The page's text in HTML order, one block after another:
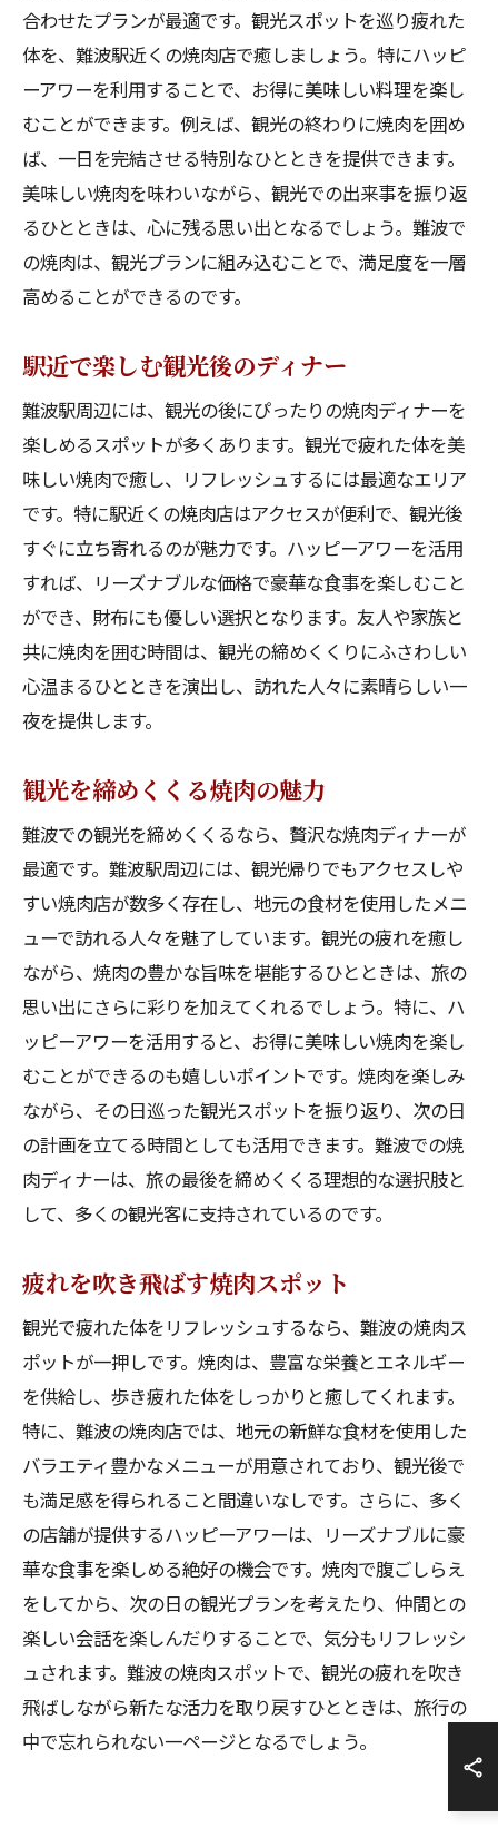
合わせたプランが最適です。観光スポットを巡り疲れた
体を、難波駅近くの焼肉店で癒しましょう。特にハッピ
ーアワーを利用することで、お得に美味しい料理を楽し
むことができます。例えば、観光の終わりに焼肉を囲め
ば、一日を完結させる特別なひとときを提供できます。
美味しい焼肉を味わいながら、観光での出来事を振り返
るひとときは、心に残る思い出となるでしょう。難波で
の焼肉は、観光プランに組み込むことで、満足度を一層
高めることができるのです。
駅近で楽しむ観光後のディナー
難波駅周辺には、観光の後にぴったりの焼肉ディナーを
楽しめるスポットが多くあります。観光で疲れた体を美
味しい焼肉で癒し、リフレッシュするには最適なエリア
です。特に駅近くの焼肉店はアクセスが便利で、観光後
すぐに立ち寄れるのが魅力です。ハッピーアワーを活用
すれば、リーズナブルな価格で豪華な食事を楽しむこと
ができ、財布にも優しい選択となります。友人や家族と
共に焼肉を囲む時間は、観光の締めくくりにふさわしい
心温まるひとときを演出し、訪れた人々に素晴らしい一
夜を提供します。
観光を締めくくる焼肉の魅力
難波での観光を締めくくるなら、贅沢な焼肉ディナーが
最適です。難波駅周辺には、観光帰りでもアクセスしや
すい焼肉店が数多く存在し、地元の食材を使用したメニ
ューで訪れる人々を魅了しています。観光の疲れを癒し
ながら、焼肉の豊かな旨味を堪能するひとときは、旅の
思い出にさらに彩りを加えてくれるでしょう。特に、ハ
ッピーアワーを活用すると、お得に美味しい焼肉を楽し
むことができるのも嬉しいポイントです。焼肉を楽しみ
ながら、その日巡った観光スポットを振り返り、次の日
の計画を立てる時間としても活用できます。難波での焼
肉ディナーは、旅の最後を締めくくる理想的な選択肢と
して、多くの観光客に支持されているのです。
疲れを吹き飛ばす焼肉スポット
観光で疲れた体をリフレッシュするなら、難波の焼肉ス
ポットが一押しです。焼肉は、豊富な栄養とエネルギー
を供給し、歩き疲れた体をしっかりと癒してくれます。
特に、難波の焼肉店では、地元の新鮮な食材を使用した
バラエティ豊かなメニューが用意されており、観光後で
も満足感を得られること間違いなしです。さらに、多く
の店舗が提供するハッピーアワーは、リーズナブルに豪
華な食事を楽しめる絶好の機会です。焼肉で腹ごしらえ
をしてから、次の日の観光プランを考えたり、仲間との
楽しい会話を楽しんだりすることで、気分もリフレッシ
ュされます。難波の焼肉スポットで、観光の疲れを吹き
飛ばしながら新たな活力を取り戻すひとときは、旅行の
中で忘れられない一ページとなるでしょう。